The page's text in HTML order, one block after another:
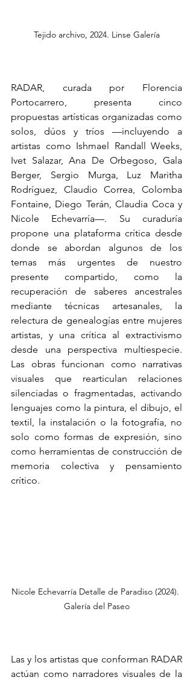
Tejido archivo, 2024. Linse Galería
RADAR, curada por Florencia
Portocarrero, presenta cinco
propuestas artísticas organizadas como
solos, dúos y tríos —incluyendo a
artistas como Ishmael Randall Weeks,
Ivet Salazar, Ana De Orbegoso, Gala
Berger, Sergio Murga, Luz Maritha
Rodríguez, Claudio Correa, Colomba
Fontaine, Diego Terán, Claudia Coca y
Nicole Echevarría—. Su curaduría
propone una plataforma crítica desde
donde se abordan algunos de los
temas más urgentes de nuestro
presente compartido, como la
recuperación de saberes ancestrales
mediante técnicas artesanales, la
relectura de genealogías entre mujeres
artistas, y una crítica al extractivismo
desde una perspectiva multiespecie.
Las obras funcionan como narrativas
visuales que rearticulan relaciones
silenciadas o fragmentadas, activando
lenguajes como la pintura, el dibujo, el
textil, la instalación o la fotografía, no
solo como formas de expresión, sino
como herramientas de construcción de
memoria colectiva y pensamiento
crítico.
Nicole Echevarría Detalle de Paradiso (2024).
Galería del Paseo
Las y los artistas que conforman RADAR
actúan como narradores visuales de la